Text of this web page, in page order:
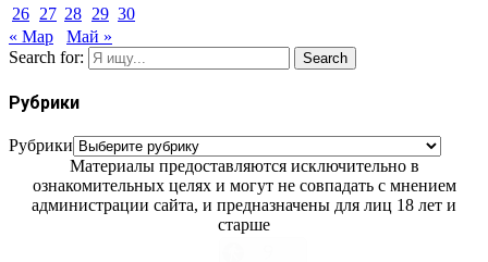
26 27 28 29 30
« Мар
Май »
Search for:
Search
Рубрики
Рубрики
Материалы предоставляются исключительно в
ознакомительных целях и могут не совпадать с мнением
администрации сайта, и предназначены для лиц 18 лет и
старше